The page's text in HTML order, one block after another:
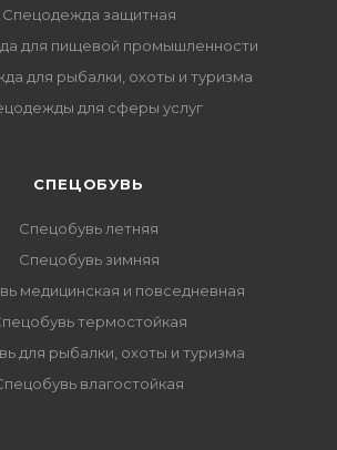
Спецодежда защитная
для пищевой промышленности
для рыбалки, охоты и туризма
для сферы услуг
CПЕЦОБУВЬ
Спецобувь летняя
Спецобувь зимняя
медицинская и повседневная
термостойкая
для рыбалки, охоты и туризма
влагостойкая